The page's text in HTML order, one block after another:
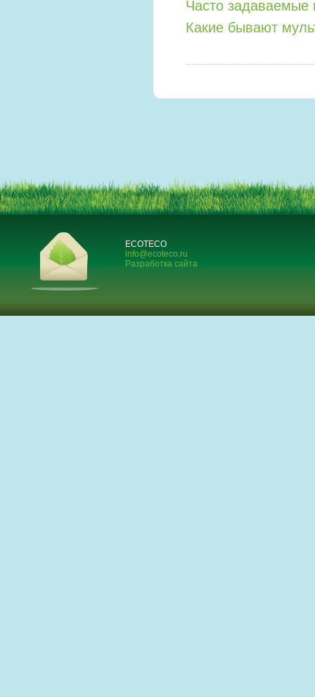
Часто задаваемые
Какие бывают
ECOTECO
info@ecoteco.ru
Разработка сайта